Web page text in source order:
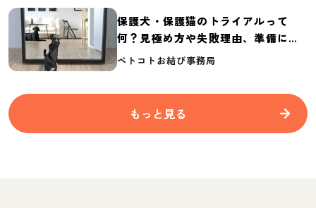
保護犬・保護猫のトライアルって
何？見極め方や失敗理由、準備に必
要なものを紹介
ペトコトお結び事務局
もっと見る